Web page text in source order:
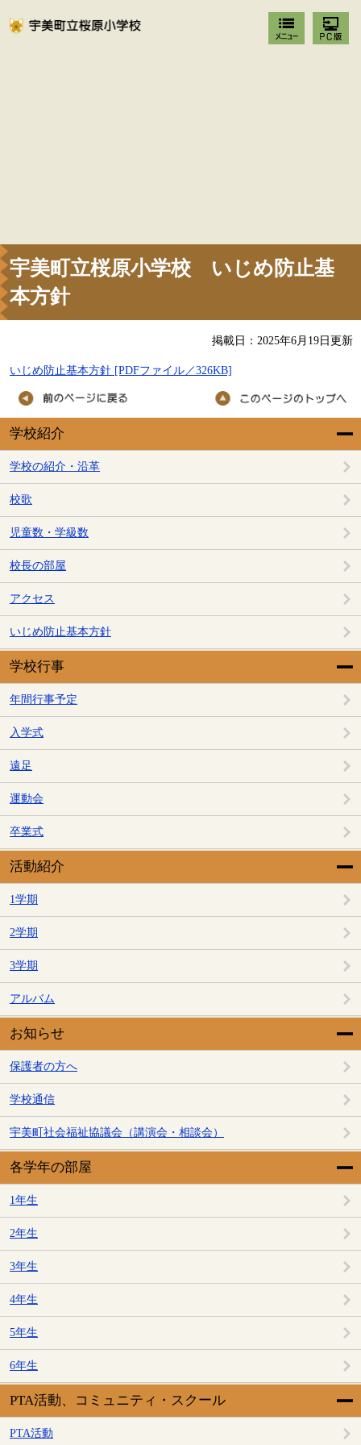
学校紹介
学校の紹介・沿革
校歌
児童数・学級数
校長の部屋
アクセス
いじめ防止基本方針
学校行事
年間行事予定
入学式
遠足
運動会
卒業式
活動紹介
1学期
2学期
3学期
アルバム
お知らせ
保護者の方へ
学校通信
宇美町社会福祉協議会（講演会・相談会）
各学年の部屋
1年生
2年生
3年生
4年生
5年生
6年生
PTA活動、コミュニティ・スクール
PTA活動
宇美町立桜原小学校 いじめ防止基
本方針
掲載日：2025年6月19日更新
いじめ防止基本方針 [PDFファイル／326KB]